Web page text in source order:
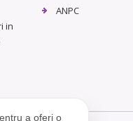
in
ANPC
a oferi o